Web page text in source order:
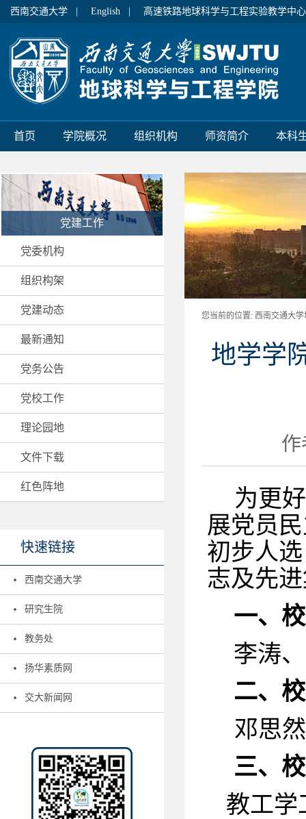
西南交通大学 | English | 高速铁路地球科学与工程实验教学中
首页 学院概况 组织机构 师资简介 本科
党建工作
党委机构
组织构架
党建动态
最新通知
党务公告
党校工作
理论园地
文件下载
红色阵地
快速链接
西南交通大学
研究生院
教务处
扬华素质网
交大新闻网
您当前的位置: 西南交通大
地学学
为更
展党员
初步人
志及先
一、
李涛
二、
邓思然
三、
教工学